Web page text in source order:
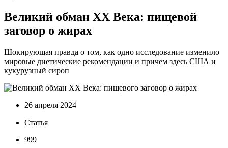
Великий обман XX Века: пищевой
заговор о жирах
Шокирующая правда о том, как одно исследование изменило
мировые диетические рекомендации и причем здесь США и
кукурузный сироп
26 апреля 2024
Статья
999